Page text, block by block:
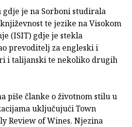
gdje je na Sorboni studirala
te jezike na Visokom
(ISIT) gdje je stekla
prevoditelj za engleski i
i talijanski te nekoliko drugih
piše članke o životnom stilu u
uključujući Town
Review of Wines. Njezina